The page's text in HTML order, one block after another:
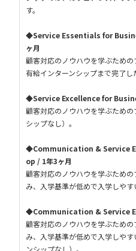
す。
◆Service Essentials for
ヶ月
顧客対応のノウハウを学ぶため
有給インターンシップまで完了し
◆Service Excellence for
顧客対応のノウハウを学ぶため
シップなし）。
◆Communication & Service
op / 1年3ヶ月
顧客対応のノウハウを学ぶため
み、入学基準が低めで入学しやす
◆Communication & Service
顧客対応のノウハウを学ぶため
み、入学基準が低めで入学しや
ンシップなし）。